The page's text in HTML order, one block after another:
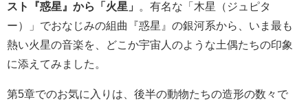
スト『惑星』から「火星」
。有名な「木星（ジュピタ
ー）」でおなじみの組曲『惑星』の銀河系から、いま最も
熱い火星の音楽を、どこか宇宙人のような土偶たちの印象
に添えてみました。
第5章でのお気に入りは、後半の動物たちの造形の数々で